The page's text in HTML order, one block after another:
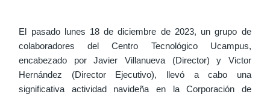
El pasado lunes 18 de diciembre de 2023, un grupo de
colaboradores del Centro Tecnológico Ucampus,
encabezado por Javier Villanueva (Director) y Victor
Hernández (Director Ejecutivo), llevó a cabo una
significativa actividad navideña en la Corporación de